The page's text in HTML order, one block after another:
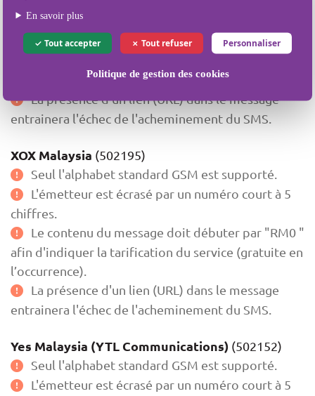
En savoir plus
Tout accepter Tout refuser Personnaliser
Politique de gestion des cookies
chiffres.
Le contenu du message doit débuter par "RM0 "
La présence d'un lien (URL) dans le message
entrainera l'échec de l'acheminement du SMS.
XOX Malaysia (502195)
Seul l'alphabet standard GSM est supporté.
L'émetteur est écrasé par un numéro court à 5
chiffres.
Le contenu du message doit débuter par "RM0 "
afin d'indiquer la tarification du service (gratuite en
l’occurrence).
La présence d'un lien (URL) dans le message
entrainera l'échec de l'acheminement du SMS.
Yes Malaysia (YTL Communications) (502152)
Seul l'alphabet standard GSM est supporté.
L'émetteur est écrasé par un numéro court à 5